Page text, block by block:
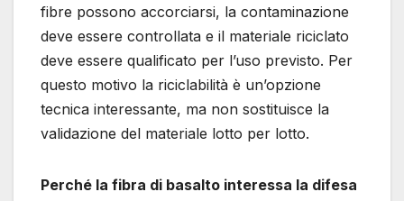
fibre possono accorciarsi, la contaminazione
deve essere controllata e il materiale riciclato
deve essere qualificato per l’uso previsto. Per
questo motivo la riciclabilità è un’opzione
tecnica interessante, ma non sostituisce la
validazione del materiale lotto per lotto.
Perché la fibra di basalto interessa la difesa